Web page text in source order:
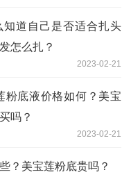
知道自己是否适合扎头
怎么扎？
2023-02-21
粉底液价格如何？美宝
吗？
2023-02-21
？美宝莲粉底贵吗？